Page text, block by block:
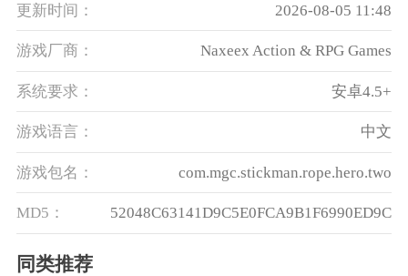
更新时间： 2026-08-05 11:48
游戏厂商： Naxeex Action & RPG Games
系统要求： 安卓4.5+
游戏语言： 中文
游戏包名： com.mgc.stickman.rope.hero.two
MD5： 52048C63141D9C5E0FCA9B1F6990ED9C
同类推荐